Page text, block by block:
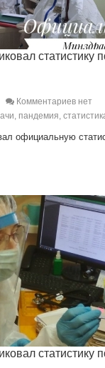
статистику
Комментариев нет
пандемия,
официальную
статистику